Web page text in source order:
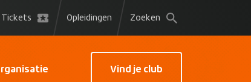
Tickets Opleidingen Zoeken
Vind je club